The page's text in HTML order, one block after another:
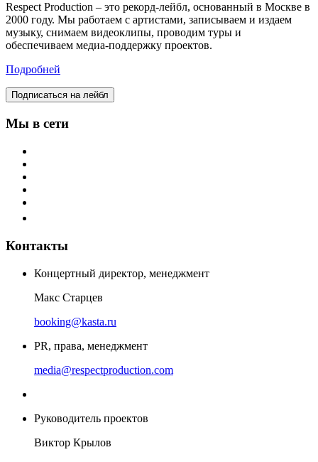
Respect Production – это рекорд-лейбл, основанный в Москве в
2000 году. Мы работаем с артистами, записываем и издаем
музыку, снимаем видеоклипы, проводим туры и
обеспечиваем медиа-поддержку проектов.
Подробней
Подписаться на лейбл
Мы в сети
Контакты
Концертный директор, менеджмент
Макс Старцев
booking@kasta.ru
PR, права, менеджмент
media@respectproduction.com
Руководитель проектов
Виктор Крылов